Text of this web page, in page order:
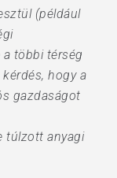
(például
többi térség
hogy a
gazdaságot
túlzott anyagi